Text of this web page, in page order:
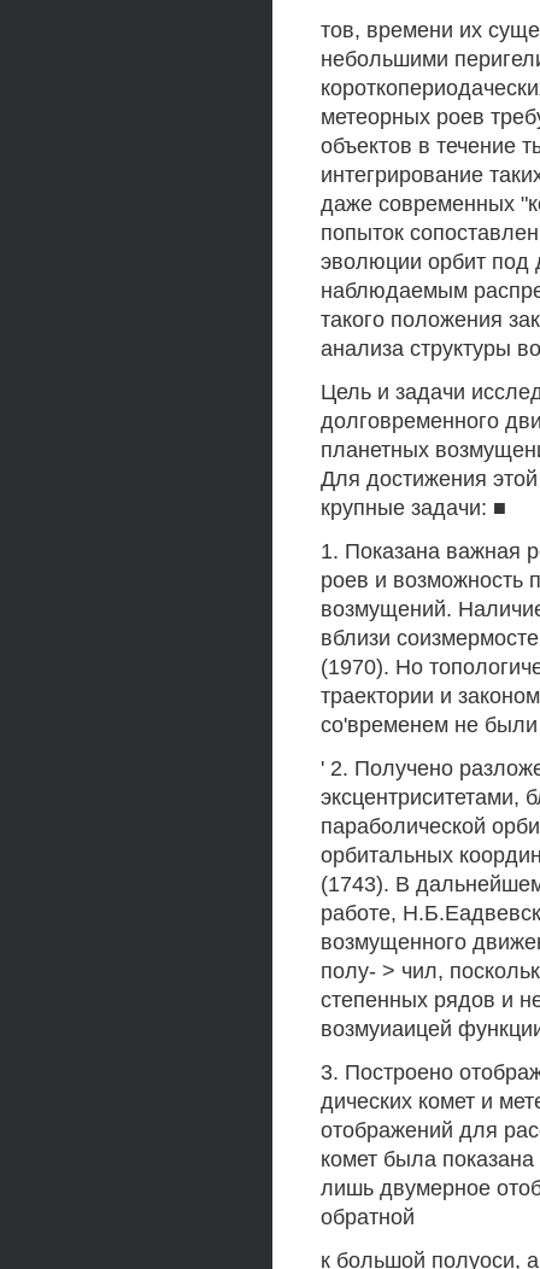
тов, времени их
небольшими
метеорных роев
объектов в течение
интегрирование
даже современных
попыток
эволюции орбит под
наблюдаемым
такого положения
анализа структуры
Цель и задачи
долговременного
планетных
Для достижения
крупные задачи: ■
1. Показана важная
роев и возможность
возмущений.
вблизи
(1970). Но
траектории и
со'временем не
' 2. Получено
эксцентриситетами,
параболической
орбитальных
(1743). В
работе,
возмущенного
полу- > чил,
степенных рядов и
возмуиаицей
3. Построено
дических комет и
отображений для
комет была
лишь двумерное
обратной
к большой полуоси,